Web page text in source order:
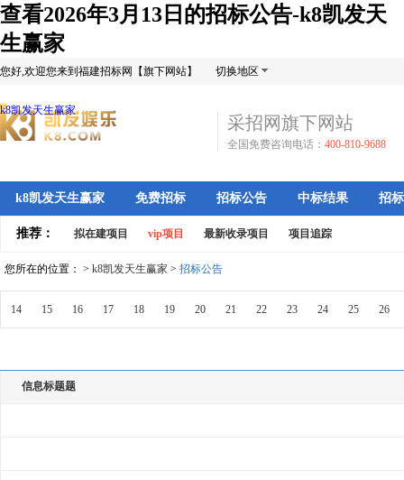
查看2026年3月13日的招标公告-k8凯发天
生赢家
您好,欢迎您来到福建招标网【旗下网站】 切换地区
k8凯发天生赢家
采招网旗下网站
全国免费咨询电话： 400-810-9688
k8凯发天生赢家 免费招标 招标公告 中标结果 招
推荐： 拟在建项目 vip项目 最新收录项目 项目追踪
您所在的位置： > k8凯发天生赢家 > 招标公告
14 15 16 17 18 19 20 21 22 23 24 25 26
信息标题题